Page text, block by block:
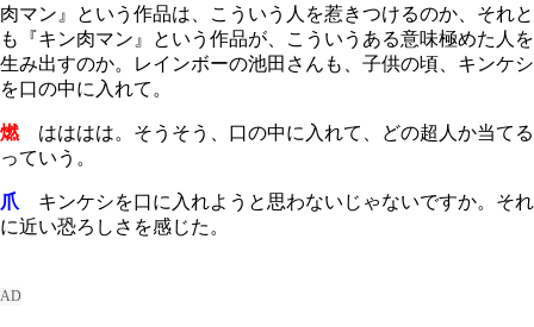
肉マン』という作品は、こういう人を惹きつけるのか、それと
も『キン肉マン』という作品が、こういうある意味極めた人を
生み出すのか。レインボーの池田さんも、子供の頃、キンケシ
を口の中に入れて。
燃はははは。そうそう、口の中に入れて、どの超人か当てる
っていう。
爪 キンケシを口に入れようと思わないじゃないですか。それ
に近い恐ろしさを感じた。